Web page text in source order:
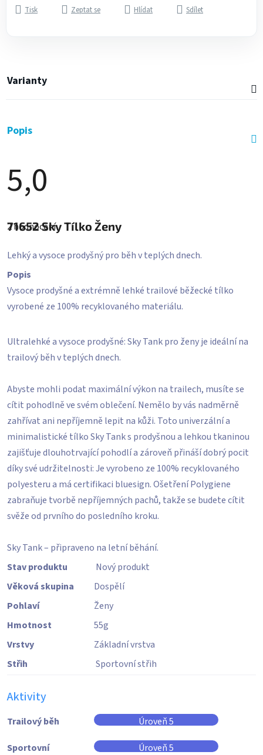
Tisk Zeptat se Hlídat Sdílet
Varianty
Popis
5,0
produktu
z
hvězdiček.
2 hodnocení
71652 Sky Tílko Ženy
Lehký a vysoce prodyšný pro běh v teplých dnech.
Popis
Vysoce prodyšné a extrémně lehké trailové běžecké tílko
vyrobené ze 100% recyklovaného materiálu.
Ultralehké a vysoce prodyšné: Sky Tank pro ženy je ideální na
trailový běh v teplých dnech.
Abyste mohli podat maximální výkon na trailech, musíte se
cítit pohodlně ve svém oblečení. Nemělo by vás nadměrně
zahřívat ani nepříjemně lepit na kůži. Toto univerzální a
minimalistické tílko Sky Tank s prodyšnou a lehkou tkaninou
zajišťuje dlouhotrvající pohodlí a zároveň přináší dobrý pocit
díky své udržitelnosti: Je vyrobeno ze 100% recyklovaného
polyesteru a má certifikaci bluesign. Ošetření Polygiene
zabraňuje tvorbě nepříjemných pachů, takže se budete cítit
svěže od prvního do posledního kroku.
Sky Tank – připraveno na letní běhání.
Stav produktu
Nový produkt
Věková skupina
Dospělí
Pohlaví
Ženy
Hmotnost
55g
Vrstvy
Základní vrstva
Střih
Sportovní střih
Aktivity
Trailový běh Úroveň 5
Sportovní
Úroveň 5